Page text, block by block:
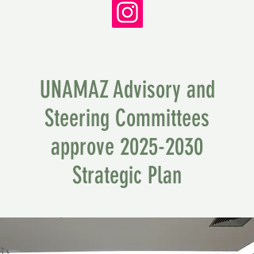
UNAMAZ Advisory and
Steering Committees
approve 2025-2030
Strategic Plan